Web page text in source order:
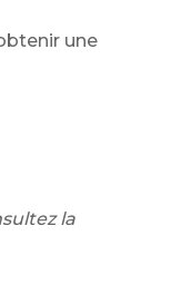
une
la